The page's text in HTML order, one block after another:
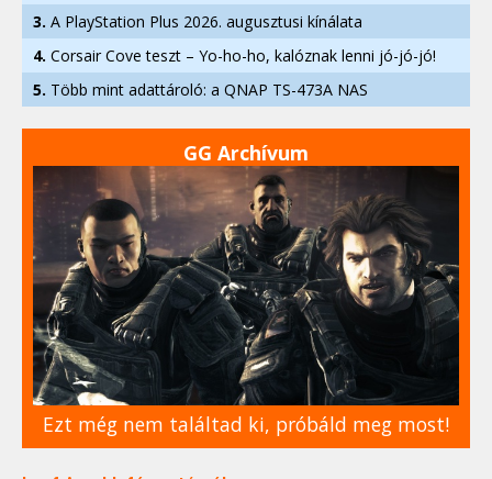
3. A PlayStation Plus 2026. augusztusi kínálata
4. Corsair Cove teszt – Yo-ho-ho, kalóznak lenni jó-jó-jó!
5. Több mint adattároló: a QNAP TS-473A NAS
GG Archívum
Ezt még nem találtad ki, próbáld meg most!